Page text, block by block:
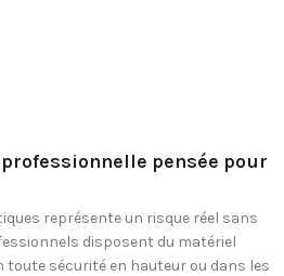
pensée pour
représente un risque réel sans
disposent du matériel
toute sécurité en hauteur ou dans les